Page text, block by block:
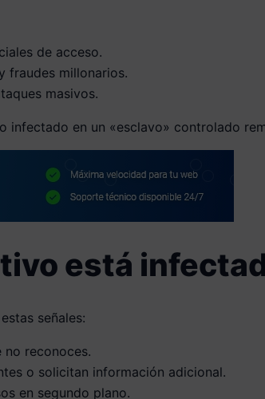
de acceso.
fraudes millonarios.
masivos.
infectado en un «esclavo» controlado
está
señales:
no reconoces.
o solicitan información adicional.
en segundo plano.